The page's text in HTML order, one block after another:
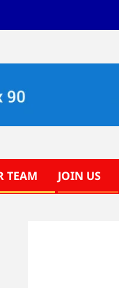
TEAM JOIN US